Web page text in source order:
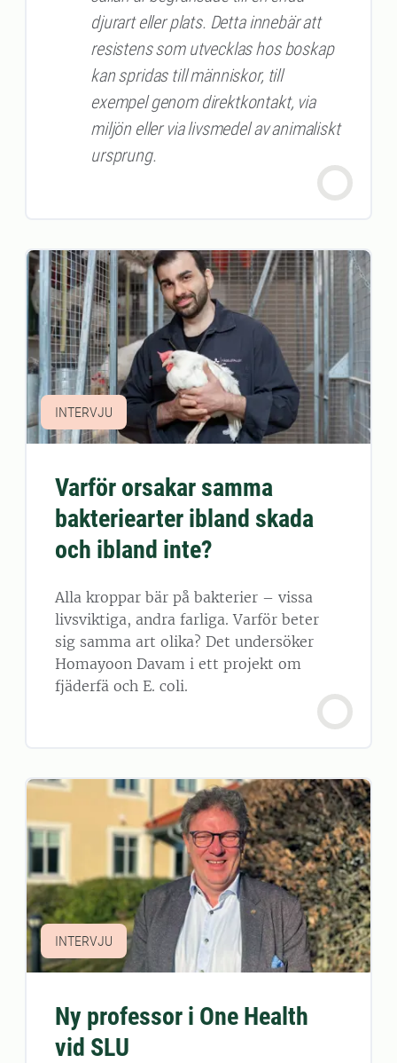
djurart eller plats. Detta innebär att
resistens som utvecklas hos boskap
kan spridas till människor, till
exempel genom direktkontakt, via
miljön eller via livsmedel av animaliskt
ursprung.
INTERVJU
Varför orsakar samma
bakteriearter ibland skada
och ibland inte?
Alla kroppar bär på bakterier – vissa
livsviktiga, andra farliga. Varför beter
sig samma art olika? Det undersöker
Homayoon Davam i ett projekt om
fjäderfä och E. coli.
INTERVJU
Ny professor i One Health
vid SLU